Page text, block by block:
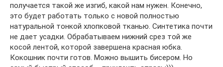
получается такой же изгиб, какой нам нужен. Конечно,
это будет работать только с новой полностью
натуральной тонкой хлопковой тканью. Синтетика почти
не дает усадки. Обрабатываем нижний срез той же
косой лентой, которой завершена красная юбка.
Кокошник почти готов. Можно вышить бисером. Но